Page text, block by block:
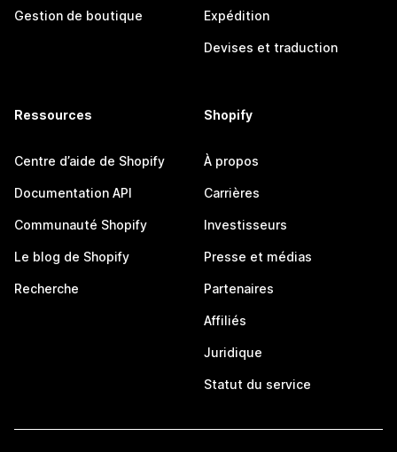
Gestion de boutique Expédition
Devises et traduction
Ressources
Centre d’aide de Shopify
Documentation API
Communauté Shopify
Le blog de Shopify
Recherche
Shopify
À propos
Carrières
Investisseurs
Presse et médias
Partenaires
Affiliés
Juridique
Statut du service